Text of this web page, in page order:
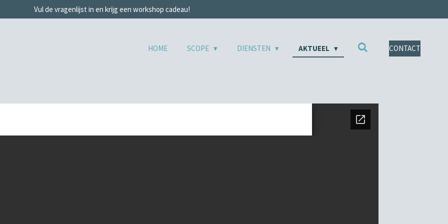
Vul de vragenlijst in en krijg een workshop cadeau!
HOME SCOPE DIENSTEN AKTUEEL CONTACT